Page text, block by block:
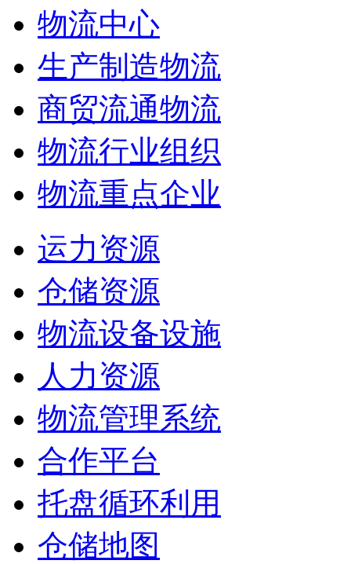
物流中心
生产制造物流
商贸流通物流
物流行业组织
物流重点企业
运力资源
仓储资源
物流设备设施
人力资源
物流管理系统
合作平台
托盘循环利用
仓储地图